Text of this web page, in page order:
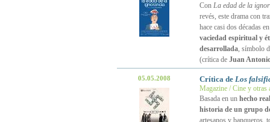
Con La edad de la
revés, este drama con
hace casi dos décadas
vaciedad espiritual y
desarrollada, símbolo
(crítica de Juan
05.05.2008 Crítica de Los
Magazine / Cine y otras
Basada en un hecho real
historia de un grupo
artesanos y banqueros,